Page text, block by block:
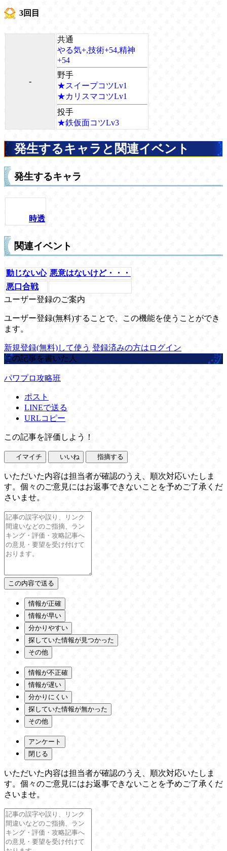
3回目
-
共通
やる気+,技術+54,精神
+54
野手
★スイープコツLv1
★カリスマコツLv1
投手
★鉄仮面コツLv3
発生するキャラと関連イベント
発生するキャラ
時透
関連イベント
動じない心 悪意はないけど・・・
悪口合戦
ユーザー登録のご案内
ユーザー登録(無料)することで、この機能を使うことができ
ます。
新規登録(無料)して使う 登録済みの方はログイン
この記事を書いた人
パワプロ攻略班
ポスト
LINEで送る
URLコピー
この記事を評価しよう！
イマイチ いいね 指摘する
いただいた内容は担当者が確認のうえ、順次対応いたしま
す。個々のご意見にはお返事できないことを予めご了承くだ
さいませ。
情報が正確
情報が早い
分かりやすい
探していた情報が見つかった
その他
情報が不正確
情報が遅い
分かりにくい
探していた情報が無かった
その他
アンケート
閉じる
いただいた内容は担当者が確認のうえ、順次対応いたしま
す。個々のご意見にはお返事できないことを予めご了承くだ
さいませ。